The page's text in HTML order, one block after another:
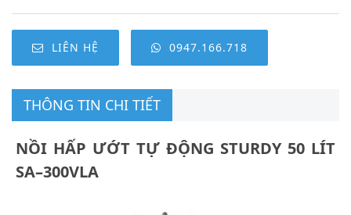
LIÊN HỆ 0947.166.718
THÔNG TIN CHI TIẾT
NỒI HẤP ƯỚT TỰ ĐỘNG STURDY 50 LÍT
SA–300VLA